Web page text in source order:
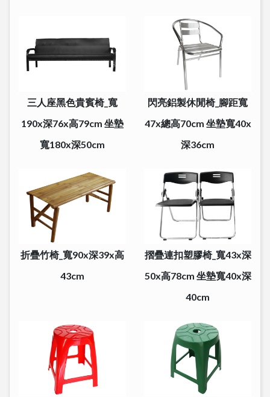
三人座黑色貴賓椅_寬
190x深76x高79cm 坐墊
寬180x深50cm
閃亮鋁製休閒椅_腳距寬
47x總高70cm 坐墊寬40x
深36cm
折疊竹椅_寬90x深39x高
43cm
摺疊連扣塑膠椅_寬43x深
50x高78cm 坐墊寬40x深
40cm